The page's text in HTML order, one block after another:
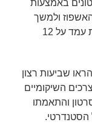
באמצעות
ולמשך
כשבועיים לאחר השחרור. ממוצע ההקצאות עמד על 12
שביעות רצון
השיקומיים
והתאמתו
הסטנדרטי.